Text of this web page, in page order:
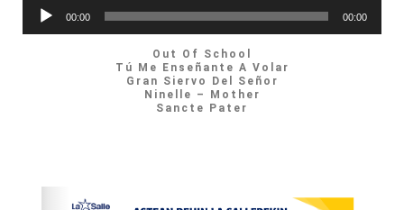
Reproductor
00:00 00:00
Out Of School
Tú Me Enseñante A Volar
Gran Siervo Del Señor
Ninelle – Mother
Sancte Pater